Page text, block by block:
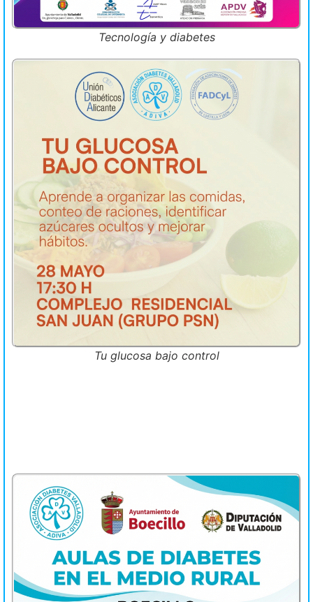
Tecnología y diabetes
Tu glucosa bajo control